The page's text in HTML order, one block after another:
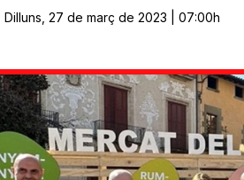
Dilluns, 27 de març de 2023 | 07:00h